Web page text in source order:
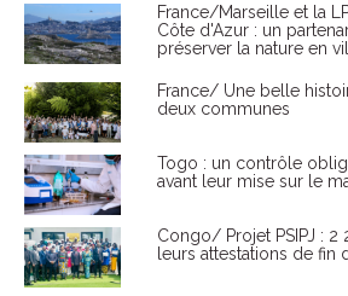
France/Marseille et la
Côte d'Azur : un
préserver la nature en
France/ Une belle
deux communes
Togo : un contrôle
avant leur mise sur le
Congo/ Projet PSIPJ : 2
leurs attestations de fin